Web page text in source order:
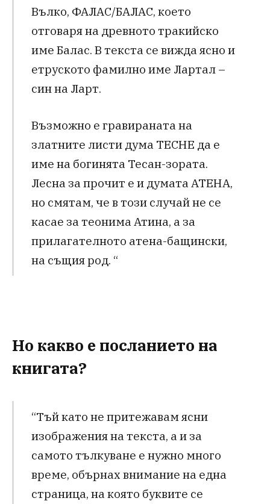
Вълко, ФАЛАС/БАЛАС, което
отговаря на древното тракийско
име Балас. В текста се вижда ясно и
етруското фамилно име Лартал –
син на Ларт.
Възможно е гравираната на
златните листи дума ТЕСНЕ да е
име на богинята Тесан-зората.
Лесна за прочит е и думата АТЕНА,
но смятам, че в този случай не се
касае за теонима Атина, а за
прилагателното атена-бащински,
на същия род. “
Но какво е посланието на
книгата?
“Тъй като не притежавам ясни
изображения на текста, а и за
самото тълкуване е нужно много
време, обърнах внимание на една
страница, на която буквите се